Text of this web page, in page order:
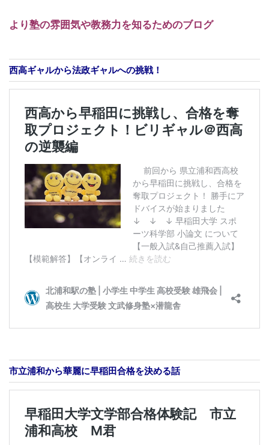
より塾の雰囲気や教務力を知るためのブログ
西高ギャルから法政ギャルへの挑戦！
市立浦和から華麗に早稲田合格を決める話